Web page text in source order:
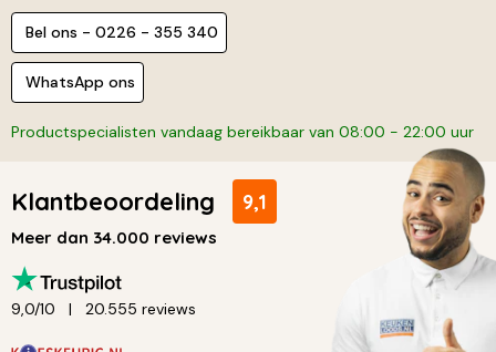
Bel ons - 0226 - 355 340
WhatsApp ons
Productspecialisten vandaag bereikbaar van 08:00 - 22:00 uur
Klantbeoordeling 9,1
Meer dan 34.000 reviews
9,0/10 20.555 reviews